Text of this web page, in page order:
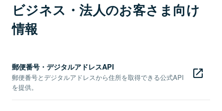
ビジネス・法人のお客さま向け
情報
郵便番号・デジタルアドレスAPI
郵便番号とデジタルアドレスから住所を取得できる公式API
を提供。